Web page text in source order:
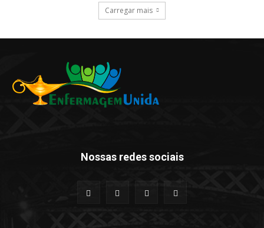
Carregar mais
Nossas redes sociais